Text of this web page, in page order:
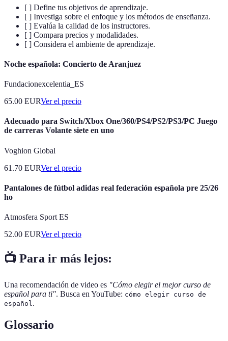
[ ] Define tus objetivos de aprendizaje.
[ ] Investiga sobre el enfoque y los métodos de enseñanza.
[ ] Evalúa la calidad de los instructores.
[ ] Compara precios y modalidades.
[ ] Considera el ambiente de aprendizaje.
Noche española: Concierto de Aranjuez
Fundacionexcelentia_ES
65.00 EURVer el precio
Adecuado para Switch/Xbox One/360/PS4/PS2/PS3/PC Juego
de carreras Volante siete en uno
Voghion Global
61.70 EURVer el precio
Pantalones de fútbol adidas real federación española pre 25/26
ho
Atmosfera Sport ES
52.00 EURVer el precio
📺 Para ir más lejos:
Una recomendación de video es "Cómo elegir el mejor curso de
español para ti". Busca en YouTube: cómo elegir curso de
español.
Glossario